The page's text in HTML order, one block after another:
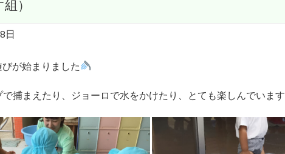
）
日
が始まりました
捕まえたり、ジョーロで水をかけたり、とても楽しんでいます